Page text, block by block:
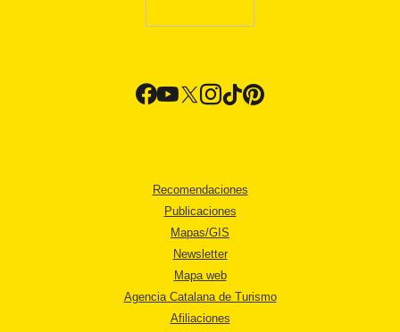
Recomendaciones
Publicaciones
Mapas/GIS
Newsletter
Mapa web
Agencia Catalana de Turismo
Afiliaciones